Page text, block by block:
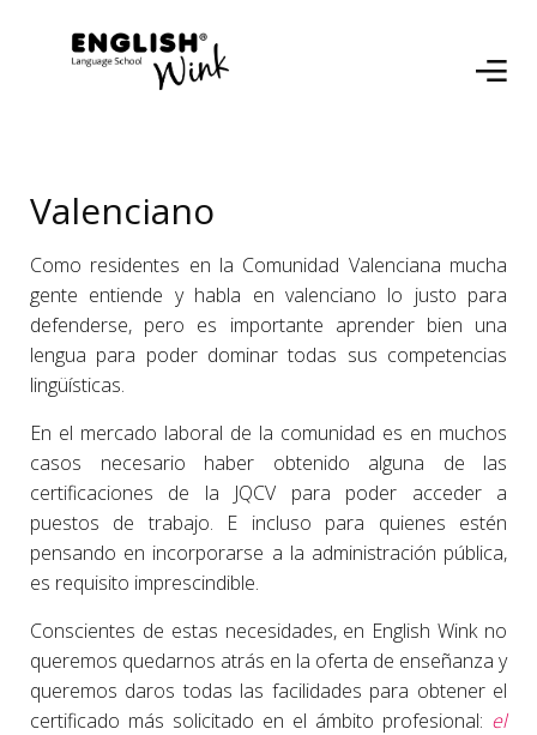
Valenciano
Como residentes en la Comunidad Valenciana mucha
gente entiende y habla en valenciano lo justo para
defenderse, pero es importante aprender bien una
lengua para poder dominar todas sus competencias
lingüísticas.
En el mercado laboral de la comunidad es en muchos
casos necesario haber obtenido alguna de las
certificaciones de la JQCV para poder acceder a
puestos de trabajo. E incluso para quienes estén
pensando en incorporarse a la administración pública,
es requisito imprescindible.
Conscientes de estas necesidades, en English Wink no
queremos quedarnos atrás en la oferta de enseñanza y
queremos daros todas las facilidades para obtener el
certificado más solicitado en el ámbito profesional: el